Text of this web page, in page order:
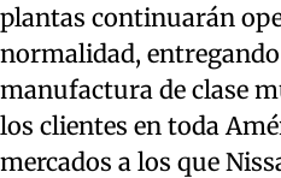
plantas continuarán
normalidad,
manufactura de clase
los clientes en toda
mercados a los que